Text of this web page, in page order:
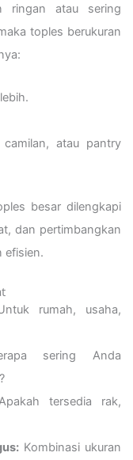
ringan atau sering
toples berukuran
atau pantry
besar dilengkapi
dan pertimbangkan
efisien.
rumah, usaha,
sering Anda
tersedia rak,
Kombinasi ukuran